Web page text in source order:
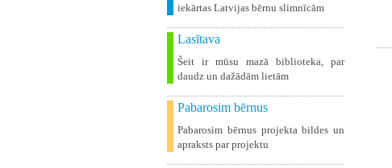
iekārtas Latvijas bērnu slimnīcām
Lasītava
Šeit ir mūsu mazā biblioteka, par
daudz un dažādām lietām
Pabarosim bērnus
Pabarosim bērnus projekta bildes un
apraksts par projektu